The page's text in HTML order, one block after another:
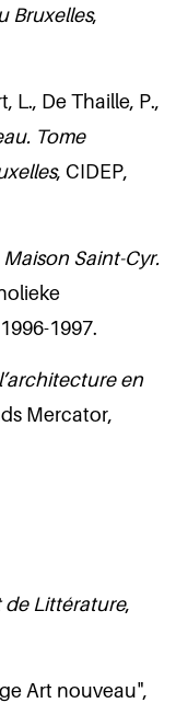
Bruxelles,
L., De Thaille, P.,
Tome
, CIDEP,
Maison Saint-Cyr.
1997.
en
Mercator,
de Littérature,
Art nouveau",